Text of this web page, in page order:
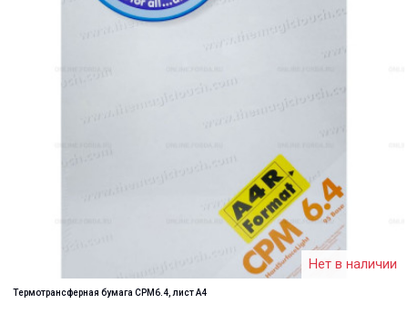
Нет в наличии
Термотрансферная бумага CPM6.4, лист А4